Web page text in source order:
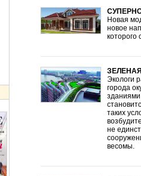
Новая
новое
которого
Экологи
города
таких
не
весомы.